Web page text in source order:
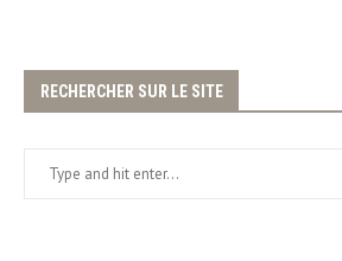
RECHERCHER SUR LE SITE